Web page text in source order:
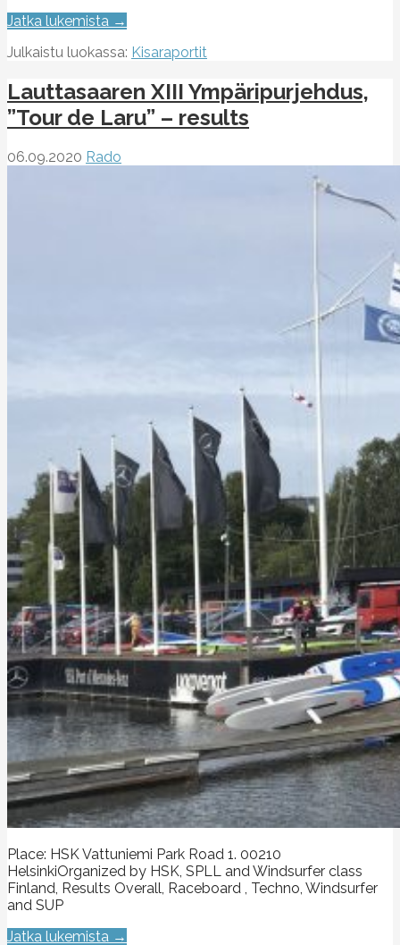
Jatka lukemista →
Julkaistu luokassa: Kisaraportit
Lauttasaaren XIII Ympäripurjehdus,
”Tour de Laru” – results
06.09.2020 Rado
Place: HSK Vattuniemi Park Road 1. 00210
HelsinkiOrganized by HSK, SPLL and Windsurfer class
Finland, Results Overall, Raceboard , Techno, Windsurfer
and SUP
Jatka lukemista →